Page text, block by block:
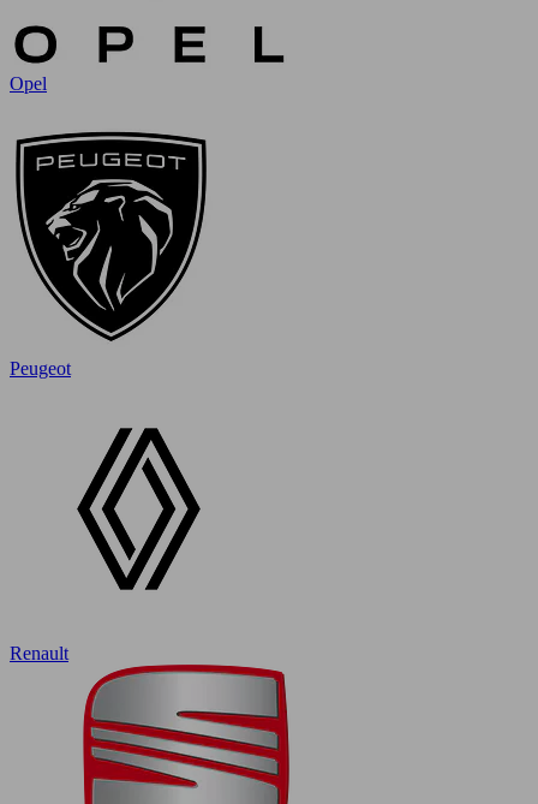
Opel
Peugeot
Renault